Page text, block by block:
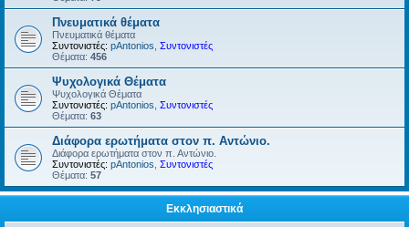
Πνευματικά θέματα
Πνευματικά θέματα
Συντονιστές: pAntonios Συντονιστές
Θέματα: 456
Ψυχολογικά Θέματα
Ψυχολογικά Θέματα
Συντονιστές: pAntonios Συντονιστές
Θέματα: 63
Διάφορα ερωτήματα στον π. Αντώνιο.
Διάφορα ερωτήματα στον π. Αντώνιο.
Συντονιστές: pAntonios Συντονιστές
Θέματα: 57
Εκκλησιαστικά